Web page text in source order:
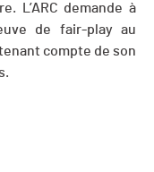
L’ARC demande à
de fair-play au
compte de son